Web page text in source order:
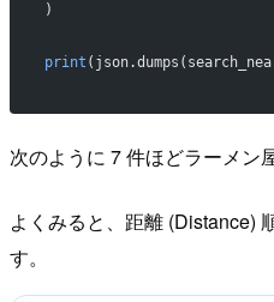
)
print
次のように 7 件ほどラーメン
よくみると、距離 (Distance)
す。